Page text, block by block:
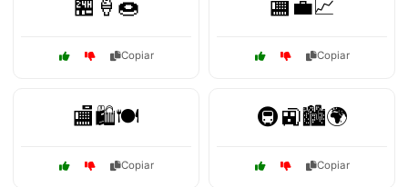
🏪🍦🍩
Copiar
🏬💼📈
Copiar
🏬🛍️🍽️
Copiar
🚇🚉🏙️🌍
Copiar